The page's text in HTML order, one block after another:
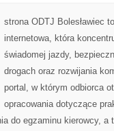
strona ODTJ Bolesławiec
internetowa, która
świadomej jazdy,
drogach oraz rozwijania
portal, w którym odbiorca
opracowania dotyczące
do egzaminu kierowcy,